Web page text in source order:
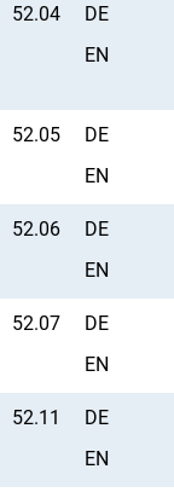
52.04 DE
EN
52.05 DE
EN
52.06 DE
EN
52.07 DE
EN
52.11 DE
EN